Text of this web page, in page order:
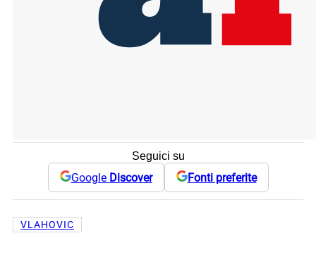
Seguici su
Google Discover Fonti preferite
VLAHOVIC